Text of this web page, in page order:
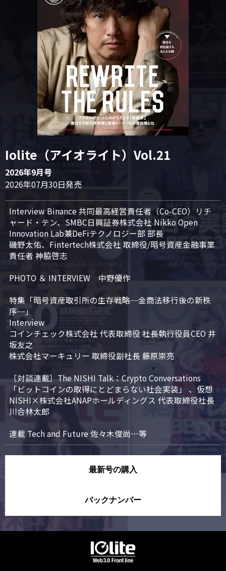
Iolite（アイオライト）Vol.21
2026年9月号
2026年07月30日発売
Interview Binance 共同最高経営責任者（Co-CEO）リチ
ャード・テン、SMBC日興証券株式会社 Nikko Open
Innovation Lab兼DeFiテクノロジー部 部長
磯野太佑、Fintertech株式会社 取締役/暗号資産金融事業
責任者 神脇啓志
PHOTO ＆ INTERVIEW　中野優作
特集「暗号資産取引所の生存戦略─金商法移行後の新秩
序─」
Interview
コインチェック株式会社 代表取締役 社長執行役員CEO 井
坂友之
株式会社マーキュリー 取締役副社長 藤原崇亮
［対談連載］The NISHI Talk：Crypto Conversations
「ビットコインの取得にとどまらない社会実装」 、仮想
NISHI×株式会社ANAPホールディングス 代表取締役社長
川合林太郎
連載 Tech and Future 佐々木俊尚…等
最新号の購入
バックナンバー